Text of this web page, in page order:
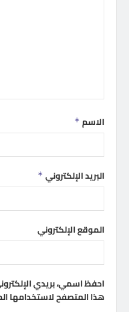
الاسم *
البريد الإلكتروني *
الموقع الإلكتروني
احفظ اسمي، بريدي
هذا المتصفح لاستخدامها